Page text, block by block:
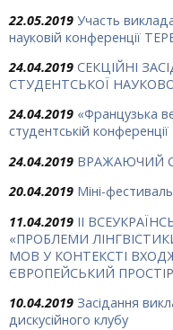
22.05.2019 Участь
науковій конференції
24.04.2019 СЕКЦІЙНІ
СТУДЕНТСЬКОЇ
24.04.2019 «Французька
студентській
24.04.2019 ВРАЖАЮЧИЙ
20.04.2019 Міні-
11.04.2019 ІІ
«ПРОБЛЕМИ
МОВ У КОНТЕКСТІ
ЄВРОПЕЙСЬКИЙ
10.04.2019 Засідання
дискусійного клубу